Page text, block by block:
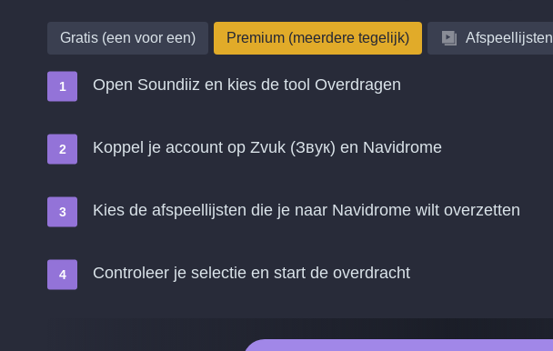
Gratis (een voor een) Premium (meerdere tegelijk) Afspeellijsten
Open Soundiiz en kies de tool Overdragen
Koppel je account op Zvuk (Звук) en Navidrome
Kies de afspeellijsten die je naar Navidrome wilt overzetten
Controleer je selectie en start de overdracht